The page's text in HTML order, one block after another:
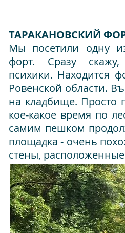
ТАРАКАНОВСКИЙ
Мы посетили одну
форт. Сразу
психики. Находится
Ровенской области.
на кладбище. Просто
кое-какое время по
самим пешком
площадка - очень
стены, расположенные